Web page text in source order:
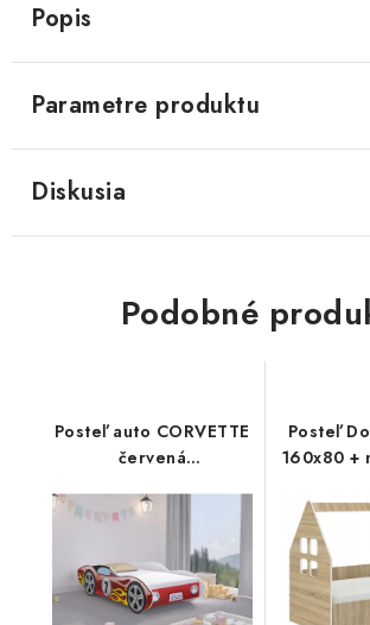
Popis
Parametre produktu
Diskusia
Podobné
Posteľ auto CORVETTE
červená
Posteľ
160x80 +